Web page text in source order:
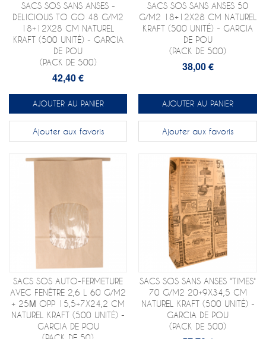
SACS SOS SANS ANSES -
DELICIOUS TO GO 48 G/M2
18+12X28 CM NATUREL
KRAFT (500 UNITÉ) - GARCIA
DE POU
(PACK DE 500)
42,40 €
AJOUTER AU PANIER
Ajouter aux favoris
SACS SOS SANS ANSES 50
G/M2 18+12X28 CM NATUREL
KRAFT (500 UNITÉ) - GARCIA
DE POU
(PACK DE 500)
38,00 €
AJOUTER AU PANIER
Ajouter aux favoris
SACS SOS AUTO-FERMETURE
AVEC FENÊTRE 2,6 L 60 G/M2
+ 25Μ OPP 15,5+7X24,2 CM
NATUREL KRAFT (500 UNITÉ) -
GARCIA DE POU
SACS SOS SANS ANSES "TIMES"
70 G/M2 20+9X34,5 CM
NATUREL KRAFT (500 UNITÉ) -
GARCIA DE POU
(PACK DE 500)